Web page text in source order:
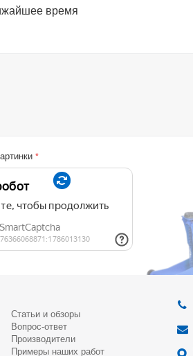
время
*
Статьи и обзоры
Вопрос-ответ
Производители
Примеры наших работ